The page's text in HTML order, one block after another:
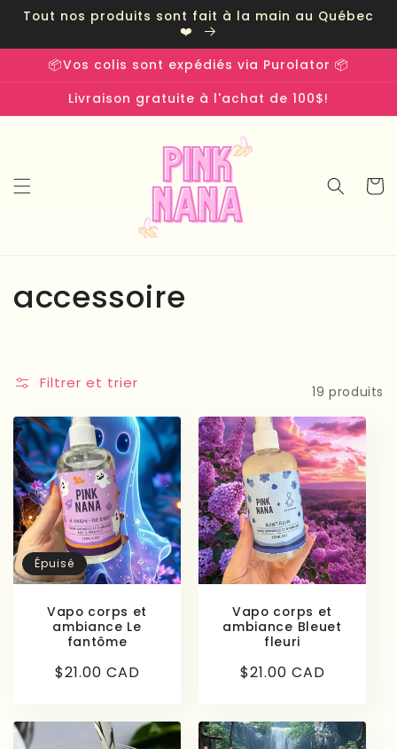
passer
contenu
Tout nos produits sont fait à la main au Québec
❤️
📦Vos colis sont expédiés via Purolator 📦
Livraison gratuite à l'achat de 100$!
Panier
C
l
l
e
c
t
i
accessoire
Filtrer et trier 19 produits
Épuisé
Vapo corps et
ambiance Le
fantôme
Prix
$21.00 CAD
Vapo corps et
ambiance Bleuet
fleuri
Prix
$21.00 CAD